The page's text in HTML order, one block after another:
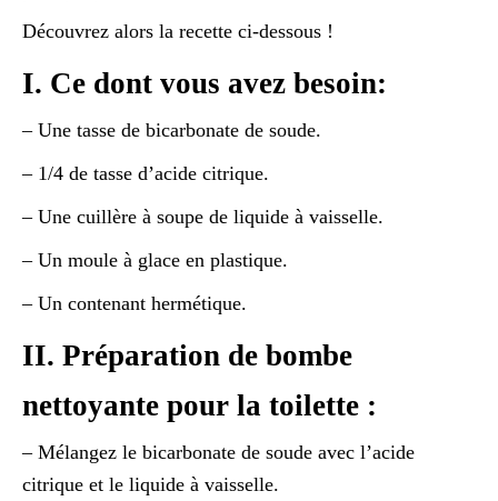
Découvrez alors la recette ci-dessous !
I. Ce dont vous avez besoin:
– Une tasse de bicarbonate de soude.
– 1/4 de tasse d’acide citrique.
– Une cuillère à soupe de liquide à vaisselle.
– Un moule à glace en plastique.
– Un contenant hermétique.
II. Préparation de bombe
nettoyante pour la toilette :
– Mélangez le bicarbonate de soude avec l’acide
citrique et le liquide à vaisselle.